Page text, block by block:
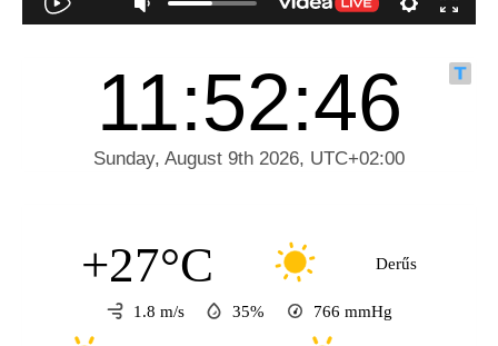
+27°C Derűs
1.8 m/s 35% 766 mmHg